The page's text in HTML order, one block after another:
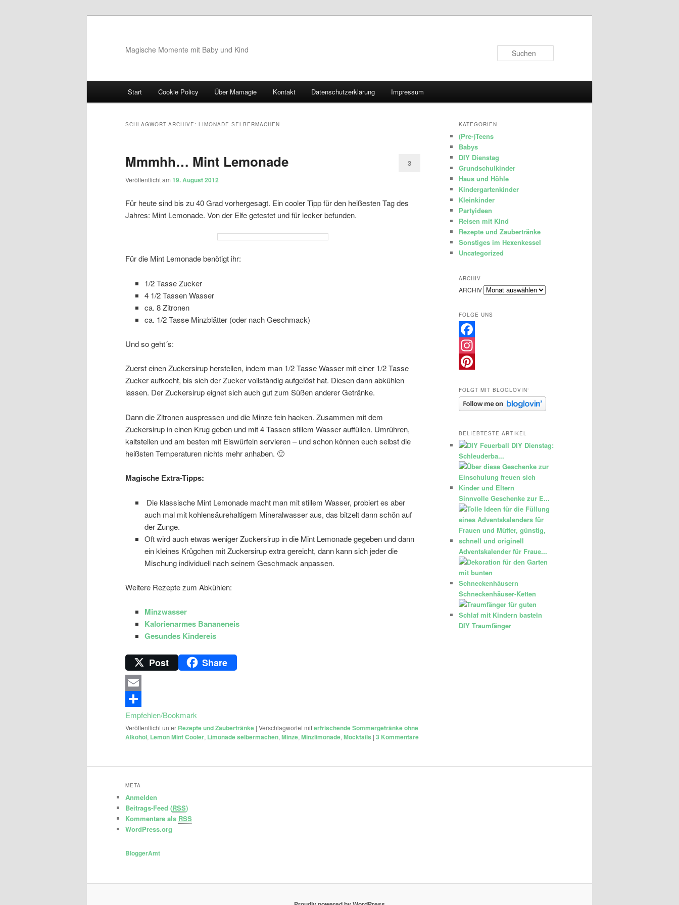
Magische Momente mit Baby und Kind
Zum Inhalt wechseln
Zum sekundären Inhalt wechseln
Start Cookie Policy Über Mamagie Kontakt Datenschutzerklärung Impressum
SCHLAGWORT-ARCHIVE: LIMONADE SELBERMACHEN
Mmmhh… Mint Lemonade
Veröffentlicht am 19. August 2012
3
Für heute sind bis zu 40 Grad vorhergesagt. Ein cooler Tipp für den heißesten Tag des
Jahres: Mint Lemonade. Von der Elfe getestet und für lecker befunden.
Für die Mint Lemonade benötigt ihr:
1/2 Tasse Zucker
4 1/2 Tassen Wasser
ca. 8 Zitronen
ca. 1/2 Tasse Minzblätter (oder nach Geschmack)
Und so geht´s:
Zuerst einen Zuckersirup herstellen, indem man 1/2 Tasse Wasser mit einer 1/2 Tasse
Zucker aufkocht, bis sich der Zucker vollständig aufgelöst hat. Diesen dann abkühlen
lassen. Der Zuckersirup eignet sich auch gut zum Süßen anderer Getränke.
Dann die Zitronen auspressen und die Minze fein hacken. Zusammen mit dem
Zuckersirup in einen Krug geben und mit 4 Tassen stillem Wasser auffüllen. Umrühren,
kaltstellen und am besten mit Eiswürfeln servieren – und schon können euch selbst die
heißsten Temperaturen nichts mehr anhaben. 🙂
Magische Extra-Tipps:
Die klassische Mint Lemonade macht man mit stillem Wasser, probiert es aber
auch mal mit kohlensäurehaltigem Mineralwasser aus, das bitzelt dann schön auf
der Zunge.
Oft wird auch etwas weniger Zuckersirup in die Mint Lemonade gegeben und dann
ein kleines Krügchen mit Zuckersirup extra gereicht, dann kann sich jeder die
Mischung individuell nach seinem Geschmack anpassen.
Weitere Rezepte zum Abkühlen:
Minzwasser
Kalorienarmes Bananeneis
Gesundes Kindereis
Post Share
Email
Empfehlen/Bookmark
Veröffentlicht unter Rezepte und Zaubertränke | Verschlagwortet miterfrischende Sommergetränke ohne
Alkohol, Lemon Mint Cooler, Limonade selbermachen, Minze, Minzlimonade, Mocktails | 3 Kommentare
KATEGORIEN
(Pre-)Teens
Babys
DIY Dienstag
Grundschulkinder
Haus und Höhle
Kindergartenkinder
Kleinkinder
Partyideen
Reisen mit KInd
Rezepte und Zaubertränke
Sonstiges im Hexenkessel
Uncategorized
ARCHIV
ARCHIV
FOLGE UNS
Facebook
Instagram
FOLGT MIT BLOGLOVIN‘
BELIEBTESTE ARTIKEL
DIY Dienstag:
Schleuderba...
Sinnvolle Geschenke zur E...
Adventskalender für Fraue...
Schneckenhäuser-Ketten
DIY Traumfänger
META
Anmelden
Beitrags-Feed (RSS)
Kommentare als RSS
WordPress.org
BloggerAmt